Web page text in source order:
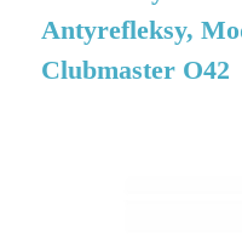
Antyrefleksy,
Clubmaster O42